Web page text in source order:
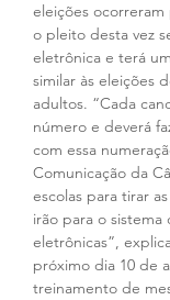
eleições
o pleito desta vez
eletrônica e terá
similar às eleições
adultos. “Cada
número e deverá
com essa
Comunicação da
escolas para tirar
irão para o sistema
eletrônicas”,
próximo dia 10 de
treinamento de